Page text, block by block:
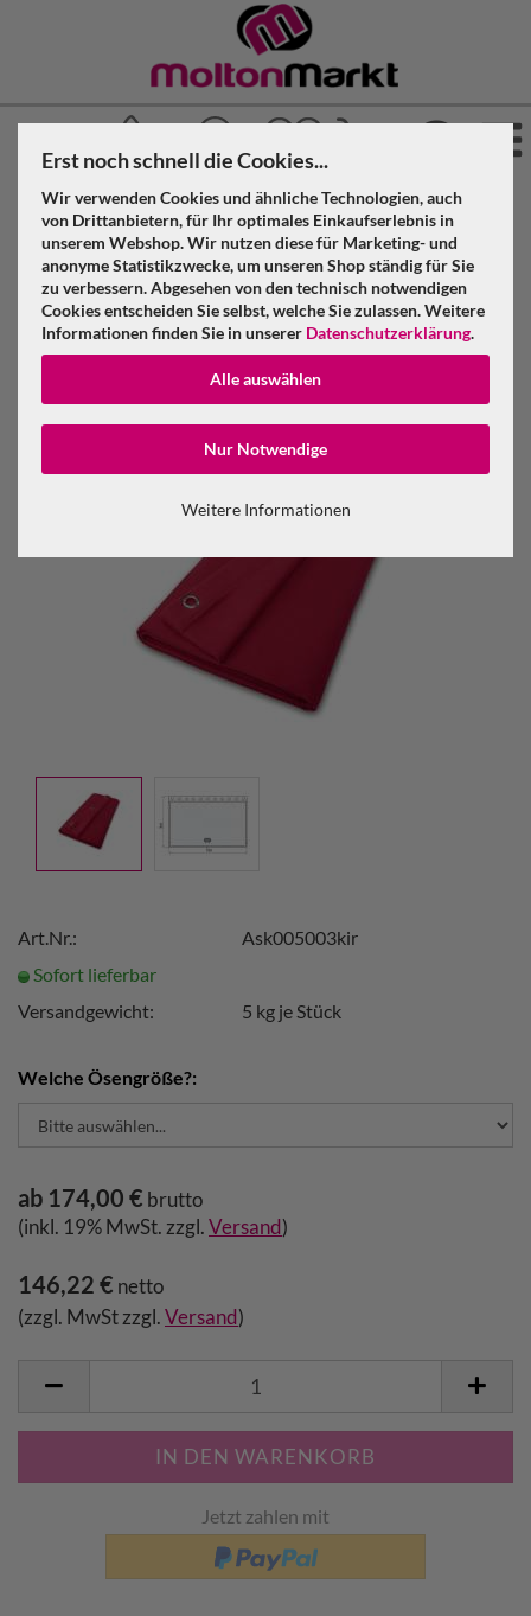
Erst noch schnell die Cookies...
Wir verwenden Cookies und ähnliche Technologien, auch
von Drittanbietern, für Ihr optimales Einkaufserlebnis in
unserem Webshop. Wir nutzen diese für Marketing- und
anonyme Statistikzwecke, um unseren Shop ständig für Sie
zu verbessern. Abgesehen von den technisch notwendigen
Cookies entscheiden Sie selbst, welche Sie zulassen. Weitere
Informationen finden Sie in unserer Datenschutzerklärung.
Alle auswählen
Nur Notwendige
Weitere Informationen
Konto erstellen
Molton Markt » Akustikstoff » Akustikvorhang geöst
Kirschrot »
Akustikvorhang kirschrot Molton 300 g/m² B=5m (geöst) x
H=3m
Akustikvorhang kirschrot Molton 300
g/m² B=5m (geöst) x H=3m
Art.Nr.:
Ask005003kir
Sofort lieferbar
Versandgewicht:
5 kg je Stück
Welche Ösengröße?:
ab 174,00 € brutto
(inkl. 19% MwSt. zzgl. Versand )
146,22 € netto
(zzgl. MwSt zzgl. Versand)
Jetzt zahlen mit